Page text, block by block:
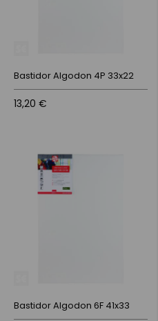
Bastidor Algodon 4P 33x22
13,20 €
Bastidor Algodon 6F 41x33